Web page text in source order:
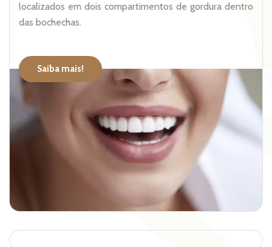
localizados em dois compartimentos de gordura dentro
das bochechas.
Saiba mais!